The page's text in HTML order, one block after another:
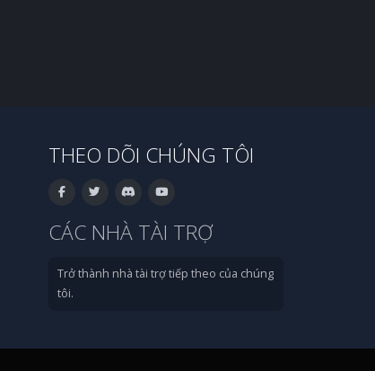
THEO DÕI CHÚNG TÔI
CÁC NHÀ TÀI TRỢ
Trở thành nhà tài trợ tiếp theo của chúng
tôi.